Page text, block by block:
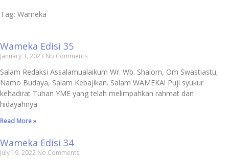
Tag: Wameka
Wameka Edisi 35
January 3, 2023 No Comments
Salam Redaksi Assalamualaikum Wr. Wb. Shalom, Om Swastiastu,
Namo Budaya, Salam Kebajikan. Salam WAMEKA! Puji syukur
kehadirat Tuhan YME yang telah melimpahkan rahmat dan
hidayahnya
Read More »
Wameka Edisi 34
July 19, 2022 No Comments